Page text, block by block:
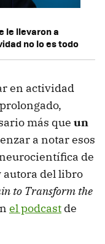
le llevaron a
no lo es todo
en actividad
más que un
a notar esos
de
autora del libro
to Transform the
el podcast de